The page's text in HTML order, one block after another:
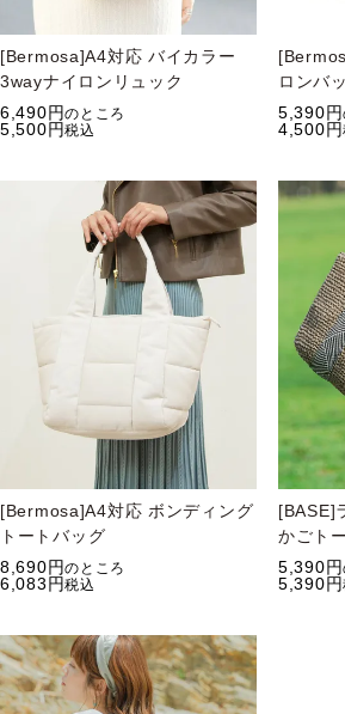
[Bermosa]A4対応 バイカラー
3wayナイロンリュック
6,490
のところ
5,500 税込
ロンバ
5,390
4,500
[Bermosa]A4対応 ボンディング
トートバッグ
8,690
のところ
6,083 税込
[BASE]
かごト
5,390
5,390